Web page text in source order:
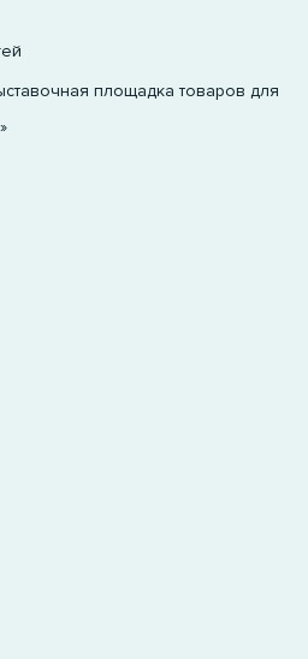
площадка товаров для